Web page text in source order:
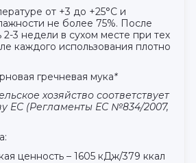
от +3 до +25°С и
не более 75%. После
2-3 недели в сухом месте при тех
каждого использования плотно
гречневая мука*
хозяйство соответствует
ЕС (Регламенты ЕС №834/2007,
ценность – 1605 кДж/379 ккал